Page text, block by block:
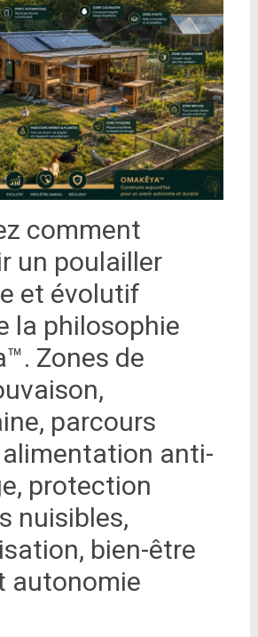
comment
un poulailler
et évolutif
la philosophie
Zones de
parcours
alimentation anti-
protection
nuisibles,
bien-être
autonomie